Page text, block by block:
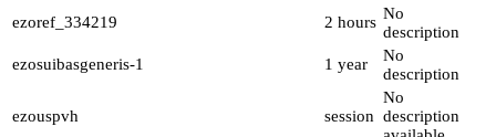
ezoref_334219
2 hours No
description
ezosuibasgeneris-1
1 year
No
description
ezouspvh session
No
description